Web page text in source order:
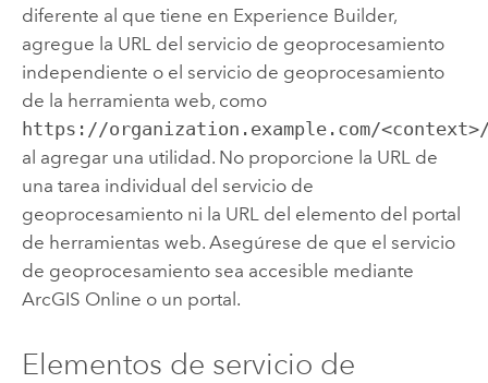
diferente al que tiene en Experience Builder,
agregue la URL del servicio de geoprocesamiento
independiente o el servicio de geoprocesamiento
de la herramienta web, como
https://organization.example.com/
al agregar una utilidad. No proporcione la URL de
una tarea individual del servicio de
geoprocesamiento ni la URL del elemento del portal
de herramientas web. Asegúrese de que el servicio
de geoprocesamiento sea accesible mediante
ArcGIS Online o un portal.
Elementos de servicio de